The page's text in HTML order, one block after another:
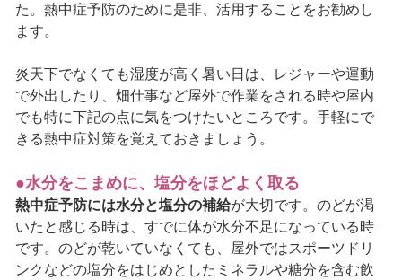
た。熱中症予防のために是非、活用することをお勧めし
ます。
炎天下でなくても湿度が高く暑い日は、レジャーや運動
で外出したり、畑仕事など屋外で作業をされる時や屋内
でも特に下記の点に気をつけたいところです。手軽にで
きる熱中症対策を覚えておきましょう。
●水分をこまめに、塩分をほどよく取る
熱中症予防には水分と塩分の補給が大切です。のどが渇
いたと感じる時は、すでに体が水分不足になっている時
です。のどが乾いていなくても、屋外ではスポーツドリ
ンクなどの塩分をはじめとしたミネラルや糖分を含む飲